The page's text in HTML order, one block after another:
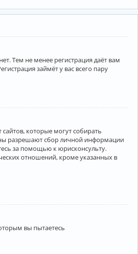
Тем не менее регистрация даёт вам
займёт у вас всего пару
которые могут собирать
разрешают сбор личной информации
за помощью к юрисконсульту.
отношений, кроме указанных в
вы пытаетесь